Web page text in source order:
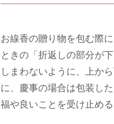
お線香の贈り物を包む際
ときの「折返しの部分が
しまわないように、上か
に、慶事の場合は包装し
福や良いことを受け止め